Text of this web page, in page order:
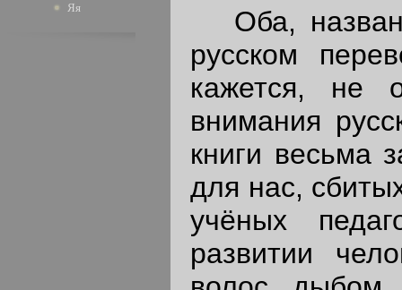
Яя
Оба,
русском
кажется, не
внимания
книги весьма
для нас,
учёных
развитии